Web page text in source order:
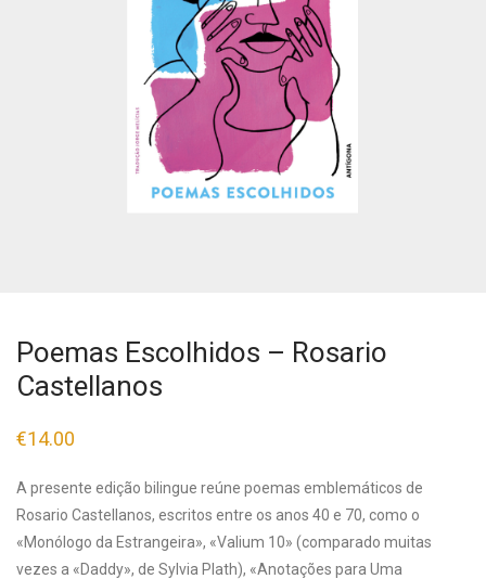
Poemas Escolhidos – Rosario
Castellanos
€14.00
A presente edição bilingue reúne poemas emblemáticos de
Rosario Castellanos, escritos entre os anos 40 e 70, como o
«Monólogo da Estrangeira», «Valium 10» (comparado muitas
vezes a «Daddy», de Sylvia Plath), «Anotações para Uma